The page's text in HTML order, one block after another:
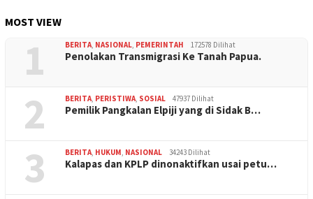
MOST VIEW
1 BERITA NASIONAL PEMERINTAH 172578 Dilihat
Penolakan Transmigrasi Ke Tanah Papua.
2 BERITA PERISTIWA SOSIAL 47937 Dilihat
Pemilik Pangkalan Elpiji yang di Sidak B…
3 BERITA HUKUM NASIONAL 34243 Dilihat
Kalapas dan KPLP dinonaktifkan usai petu…